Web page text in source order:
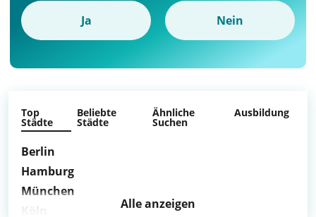
Ja Nein
Top
Städte
Beliebte
Städte
Ähnliche
Suchen
Ausbildung
Berlin
Hamburg
München
Alle anzeigen